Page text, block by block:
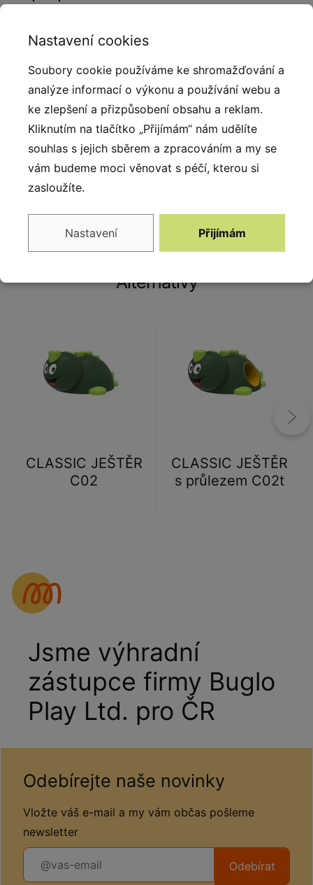
z kvalitního pryžového granulátu. Pro spojení SBR a
EPDM granulátu bylo použito alifatické pojivo (
polyuretanová pryskyřice ). Konstrukci prvku tvoří
laminátový skelet, který je vysoce odolný a pevný. 3D
prvky díky svému povrchu nekloužou, jsou stabilní a
bezpečné. Výhradně český výrobek si našel cestu k
dětem díky přitažlivému konceptu a společně s
dalšími herními prvky tvoří set s vysokou přidanou
Alternativy
CLASSIC JEŠTĚR
C02
CLASSIC JEŠTĚR
s průlezem C02t
Jsme výhradní
zástupce firmy Buglo
Play Ltd. pro ČR
Odebírejte naše novinky
Vložte váš e-mail a my vám občas pošleme
newsletter
Odebírat
Nastavení cookies
Soubory cookie používáme ke shromažďování a
analýze informací o výkonu a používání webu a
ke zlepšení a přizpůsobení obsahu a reklam.
Kliknutím na tlačítko „Přijímám“ nám udělíte
souhlas s jejich sběrem a zpracováním a my se
vám budeme moci věnovat s péčí, kterou si
zasloužíte.
Nastavení Přijímám